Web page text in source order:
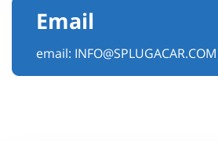
Email
email: INFO@SPLUGACAR.COM